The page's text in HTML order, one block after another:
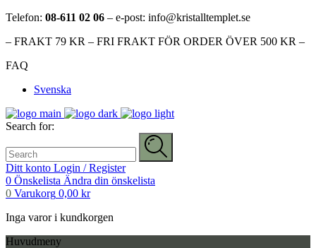
Telefon: 08-611 02 06 – e-post: info@kristalltemplet.se
– FRAKT 79 KR – FRI FRAKT FÖR ORDER ÖVER 500 KR –
FAQ
Svenska
Search for:
Ditt konto Login / Register
0 Önskelista Ändra din önskelista
0 Varukorg 0,00 kr
Inga varor i kundkorgen
Huvudmeny